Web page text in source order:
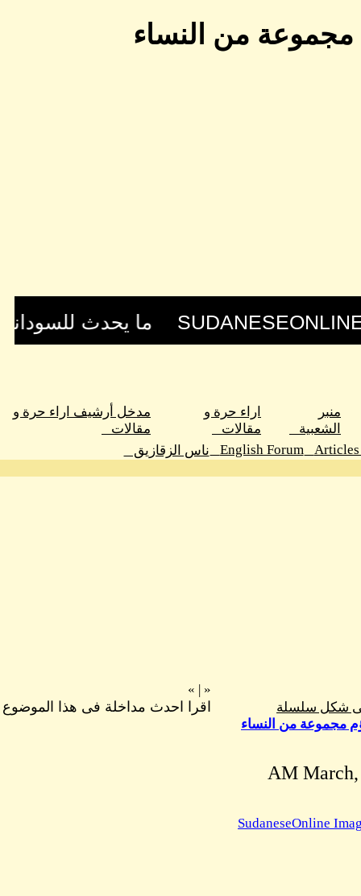
من النساء
اراء حرة و
مقالات
مدخل أرشيف اراء حرة و
مقالات
English Forum ناس الزقازيق
سلسلة اقرا احدث مداخلة فى هذا الموضوع»
من النساء